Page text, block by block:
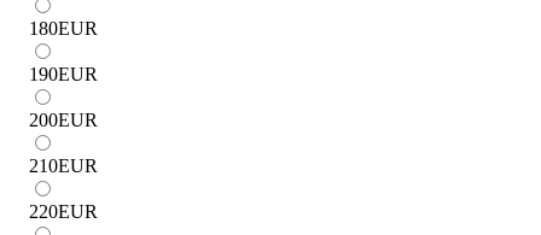
180EUR
190EUR
200EUR
210EUR
220EUR